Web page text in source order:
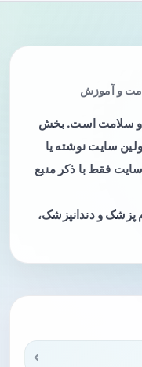
و آموزش
و سلامت است. بخش
سایت نوشته یا
فقط با ذکر منبع
پزشک و دندانپزشک،